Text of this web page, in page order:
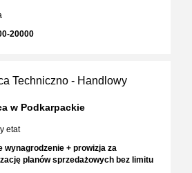
20000
Techniczno - Handlowy
w Podkarpackie
etat
wynagrodzenie + prowizja za
planów sprzedażowych bez limitu